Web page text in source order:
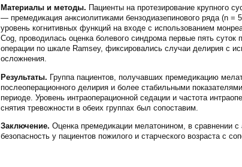
Материалы и методы. Пациенты на протезирование крупного
— премедикация анксиолитиками бензодиазепинового ряда (n
уровень когнитивных функций на входе с использованием
Cog, проводилась оценка болевого синдрома первые пять
операции по шкале Ramsey, фиксировались случаи делирия с
осложнения.
Результаты. Группа пациентов, получавших премедикацию
послеоперационного делирия и более стабильными
периоде. Уровень интраоперационной седации и частота
снятия тревожности в обеих группах был сопоставим.
Заключение. Оценка премедикации мелатонином, в сравнении
безопасность у пациентов пожилого и старческого возраста с